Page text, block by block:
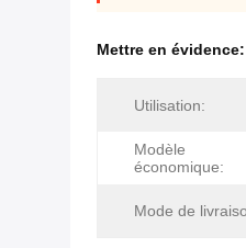
Mettre en évidence:
Utilisation:
Modèle
économique:
Mode de